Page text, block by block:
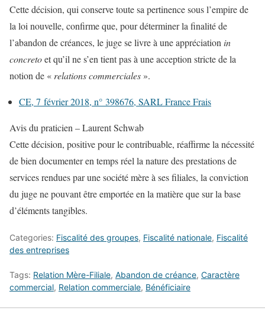
Cette décision, qui conserve toute sa pertinence sous l’empire de
la loi nouvelle, confirme que, pour déterminer la finalité de
l’abandon de créances, le juge se livre à une appréciation in
concretoet qu’il ne s’en tient pas à une acception stricte de la
notion de « relations commerciales ».
CE, 7 février 2018, n° 398676, SARL France Frais
Avis du praticien – Laurent Schwab
Cette décision, positive pour le contribuable, réaffirme la nécessité
de bien documenter en temps réel la nature des prestations de
services rendues par une société mère à ses filiales, la conviction
du juge ne pouvant être emportée en la matière que sur la base
d’éléments tangibles.
Categories: Fiscalité des groupes, Fiscalité nationale, Fiscalité
des entreprises
Tags: Relation Mère-Filiale, Abandon de créance, Caractère
commercial, Relation commerciale, Bénéficiaire